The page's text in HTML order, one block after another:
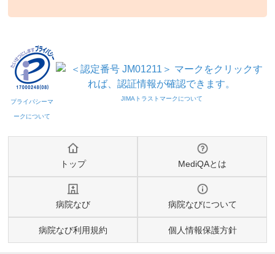
トップ MediQAとは
病院なび 病院なびについて
病院なび利用規約 個人情報保護方針